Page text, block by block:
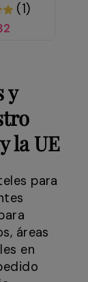
(1)
y
la UE
para
áreas
en